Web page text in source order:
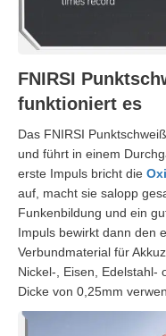
FNIRSI
funktioniert es
Das FNIRSI
und führt in einem
erste Impuls bricht die
auf, macht sie salopp
Funkenbildung und ein
Impuls bewirkt dann den
Verbundmaterial für
Nickel-, Eisen, Edelstahl-
Dicke von 0,25mm